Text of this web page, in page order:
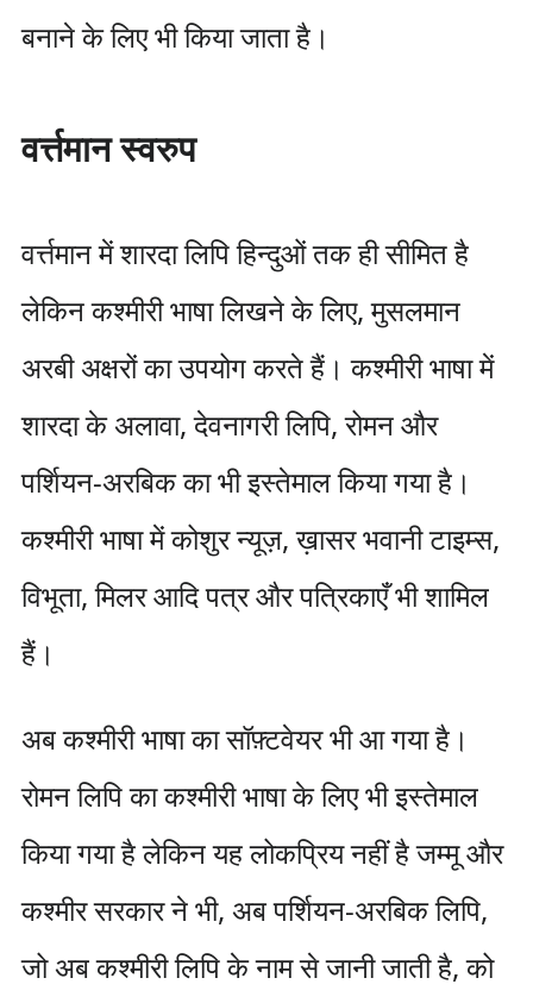
बनाने के लिए भी किया जाता है।
वर्त्तमान स्वरुप
वर्त्तमान में शारदा लिपि हिन्दुओं तक ही सीमित है
लेकिन कश्मीरी भाषा लिखने के लिए, मुसलमान
अरबी अक्षरों का उपयोग करते हैं। कश्मीरी भाषा में
शारदा के अलावा, देवनागरी लिपि, रोमन और
पर्शियन-अरबिक का भी इस्तेमाल किया गया है।
कश्मीरी भाषा में कोशुर न्यूज़, ख़ासर भवानी टाइम्स,
विभूता, मिलर आदि पत्र और पत्रिकाएँ भी शामिल
हैं।
अब कश्मीरी भाषा का सॉफ़्टवेयर भी आ गया है।
रोमन लिपि का कश्मीरी भाषा के लिए भी इस्तेमाल
किया गया है लेकिन यह लोकप्रिय नहीं है जम्मू और
कश्मीर सरकार ने भी, अब पर्शियन-अरबिक लिपि,
जो अब कश्मीरी लिपि के नाम से जानी जाती है, को